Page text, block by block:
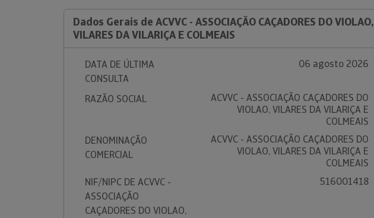
Dados Gerais de ACVVC - ASSOCIAÇÃO CAÇADORES DO VIOLAO,
VILARES DA VILARIÇA E COLMEAIS
DATA DE ÚLTIMA
CONSULTA
06 agosto 2026
RAZÃO SOCIAL
ACVVC - ASSOCIAÇÃO CAÇADORES DO
VIOLAO, VILARES DA VILARIÇA E
COLMEAIS
DENOMINAÇÃO
COMERCIAL
ACVVC - ASSOCIAÇÃO CAÇADORES DO
VIOLAO, VILARES DA VILARIÇA E
COLMEAIS
NIF/NIPC DE ACVVC -
ASSOCIAÇÃO
CAÇADORES DO VIOLAO,
516001418